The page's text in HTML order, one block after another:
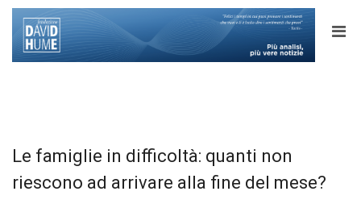
Le famiglie in difficoltà: quanti non
riescono ad arrivare alla fine del mese?